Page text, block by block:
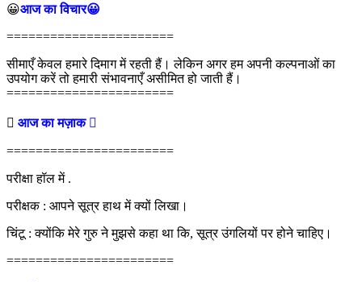
😀आज का विचार😀
=======================
सीमाएँ केवल हमारे दिमाग में रहती हैं। लेकिन अगर हम अपनी कल्पनाओं का
उपयोग करें तो हमारी संभावनाएँ असीमित हो जाती हैं।
=======================
 आज का मज़ाक 
=======================
परीक्षा हॉल में .
परीक्षक : आपने सूत्र हाथ में क्यों लिखा।
चिंटू : क्योंकि मेरे गुरु ने मुझसे कहा था कि, सूत्र उंगलियों पर होने चाहिए।
=======================